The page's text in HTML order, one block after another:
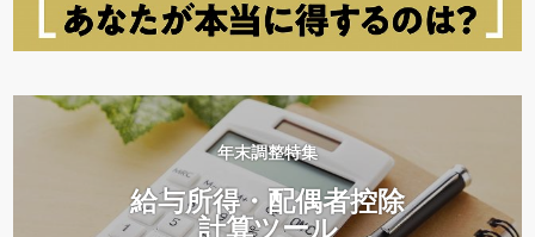
年末調整特集
給与所得・配偶者控除
計算ツール